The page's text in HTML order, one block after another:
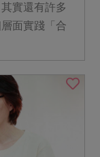
實還有許多
面實踐「合